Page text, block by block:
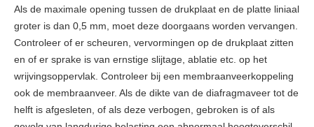
Als de maximale opening tussen de drukplaat en de platte liniaal
groter is dan 0,5 mm, moet deze doorgaans worden vervangen.
Controleer of er scheuren, vervormingen op de drukplaat zitten
en of er sprake is van ernstige slijtage, ablatie etc. op het
wrijvingsoppervlak. Controleer bij een membraanveerkoppeling
ook de membraanveer. Als de dikte van de diafragmaveer tot de
helft is afgesleten, of als deze verbogen, gebroken is of als